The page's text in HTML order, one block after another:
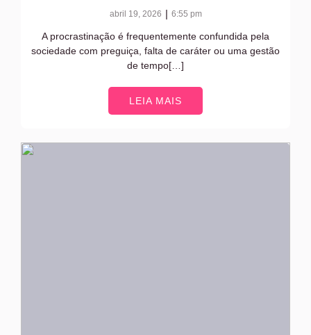
abril 19, 2026 | 6:55 pm
A procrastinação é frequentemente confundida pela
sociedade com preguiça, falta de caráter ou uma gestão
de tempo[…]
LEIA MAIS